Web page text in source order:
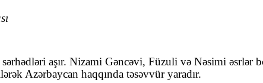
aşır. Nizami Gəncəvi, Füzuli və Nəsimi əsrlər
Azərbaycan haqqında təsəvvür yaradır.